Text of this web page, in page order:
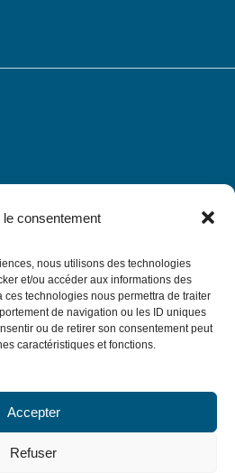
le consentement
nous utilisons des technologies
et/ou accéder aux informations des
technologies nous permettra de traiter
de navigation ou les ID uniques
ou de retirer son consentement peut
caractéristiques et fonctions.
Accepter
Refuser
Aubin
sauf le jeudi